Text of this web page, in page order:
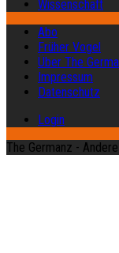
Wissenschaft
Abo
Früher Vogel
Über The
Impressum
Datenschutz
Login
The Germanz -